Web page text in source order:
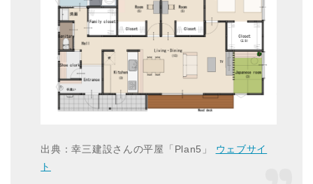
出典：幸三建設さんの平屋「Plan5」 ウェブサイ
ト